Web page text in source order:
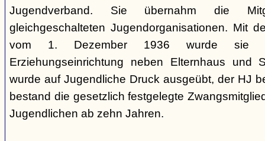
Jugendverband. Sie übernahm die
gleichgeschalteten Jugendorganisationen. Mit
vom 1. Dezember 1936 wurde sie
Erziehungseinrichtung neben Elternhaus und
wurde auf Jugendliche Druck ausgeübt, der HJ
bestand die gesetzlich festgelegte
Jugendlichen ab zehn Jahren.